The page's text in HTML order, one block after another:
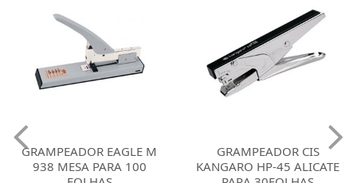
GRAMPEADOR EAGLE M
938 MESA PARA 100
GRAMPEADOR CIS
KANGARO HP-45 ALICATE